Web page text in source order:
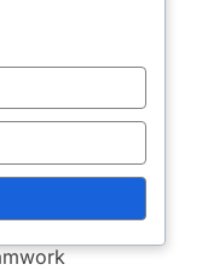
negatief
met hun
spelers
die hun